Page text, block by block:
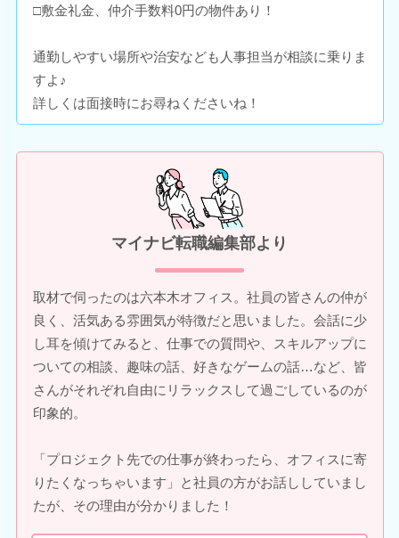
□敷金礼金、仲介手数料0円の物件あり！
通勤しやすい場所や治安なども人事担当が相談に乗りま
すよ♪
詳しくは面接時にお尋ねくださいね！
マイナビ転職編集部より
取材で伺ったのは六本木オフィス。社員の皆さんの仲が
良く、活気ある雰囲気が特徴だと思いました。会話に少
し耳を傾けてみると、仕事での質問や、スキルアップに
ついての相談、趣味の話、好きなゲームの話…など、皆
さんがそれぞれ自由にリラックスして過ごしているのが
印象的。
「プロジェクト先での仕事が終わったら、オフィスに寄
りたくなっちゃいます」と社員の方がお話ししていまし
たが、その理由が分かりました！